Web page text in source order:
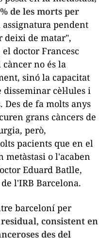
de les morts per
assignatura pendent
deixi de matar",
doctor Francesc
no és la
sinó la capacitat
cèl·lules i
Des de fa molts anys
grans càncers de
però,
pacients que en el
metàstasi o l'acaben
Eduard Batlle,
l'IRB Barcelona.
barceloní per
consistent en
des del